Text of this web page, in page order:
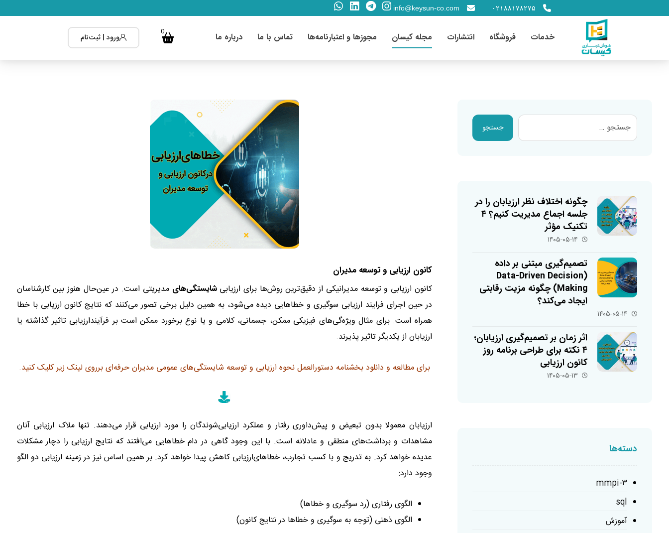
۰۲۱۸۸۱۷۸۲۷۵ info@keysun-co.com
خدمات فروشگاه انتشارات مجله کیسان مجوزها و اعتبارنامه‌ها تماس با ما درباره ما 0
ورود | ثبت‌نام
کانون ارزیابی و توسعه‌ مدیران
کانون ارزیابی و توسعه‌ مدیرانیکی از دقیق‌ترین روش‌ها برای ارزیابیشایستگی‌های مدیریتی است. در عین‌حال هنوز بین کارشناسان
در حین اجرای فرایند ارزیابی سوگیری و خطاهایی دیده می‌شود، به همین دلیل برخی تصور می‌کنند که نتایج‌ کانون ارزیابی با خطا
همراه است. برای مثال ویژه‌گی‌های فیزیکی ممکن، جسمانی، کلامی و یا نوع برخورد ممکن است بر فرآیند‌ارزیابی تاثیر گذاشته یا
ارزیابان از یکدیگر تاثیر پذیرند.
برای مطالعه و دانلود بخشنامه دستورالعمل نحوه ارزيابی و توسعه شايستگی‌های عمومی مديران حرفه‌ای برروی لینک زیر کلیک کنید.
ارزیابان معمولا بدون تبعیض و پیش‌داوری رفتار و عملکرد ارزیابی‌شوندگان را مورد ارزیابی قرار می‌دهند. تنها ملاک ارزیابی آنان
مشاهدات و برداشت‌های منطقی و عادلانه است. با این وجود گاهی در دام خطاهایی می‌افتند که نتایج ارزیابی را دچار مشکلات
عدیده خواهد کرد. به تدریج و با کسب تجارب، خطاهای‌ارزیابی کاهش پیدا خواهد کرد. بر همین اساس نیز در زمینه ارزیابی دو الگو
وجود دارد:
الگوی رفتاری (رد سوگیری و خطاها)
الگوی ذهنی (توجه به سوگیری و خطاها در نتایج کانون)
جستجو
چگونه اختلاف نظر ارزیابان را در
جلسه اجماع مدیریت کنیم؟ ۴
تکنیک مؤثر
۱۴۰۵-۰۵-۱۴
تصمیم‌گیری مبتنی بر داده
(Data-Driven Decision
Making) چگونه مزیت رقابتی
ایجاد می‌کند؟
۱۴۰۵-۰۵-۱۴
اثر زمان بر تصمیم‌گیری ارزیابان؛
۴ نکته برای طراحی برنامه روز
کانون ارزیابی
۱۴۰۵-۰۵-۱۳
دسته‌ها
mmpi-۳
sql
آموزش